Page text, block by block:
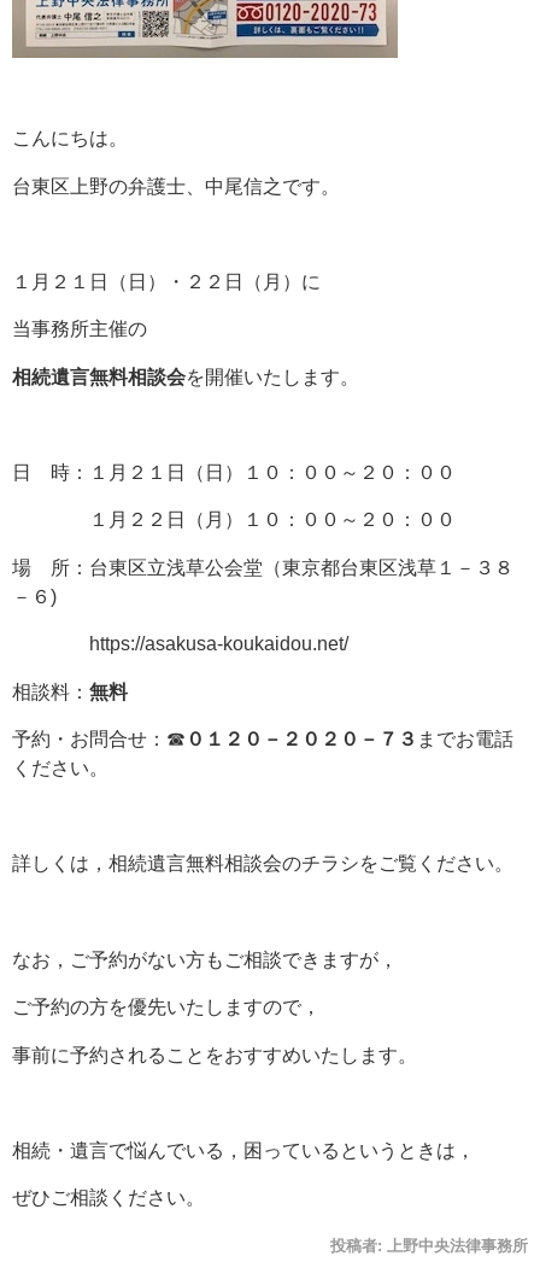
こんにちは。
台東区上野の弁護士、中尾信之です。
１月２１日（日）・２２日（月）に
当事務所主催の
相続遺言無料相談会を開催いたします。
日 時：１月２１日（日）１０：００～２０：００
１月２２日（月）１０：００～２０：００
場 所：台東区立浅草公会堂（東京都台東区浅草１－３８
－６)
https://asakusa-koukaidou.net/
相談料： 無料
予約・お問合せ：☎ ０１２０－２０２０－７３ までお電話
ください。
詳しくは，相続遺言無料相談会のチラシをご覧ください。
なお，ご予約がない方もご相談できますが，
ご予約の方を優先いたしますので，
事前に予約されることをおすすめいたします。
相続・遺言で悩んでいる，困っているというときは，
ぜひご相談ください。
投稿者: 上野中央法律事務所